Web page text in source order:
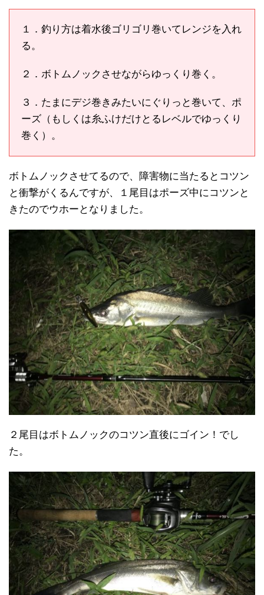
１．釣り方は着水後ゴリゴリ巻いてレンジを入れ
る。
２．ボトムノックさせながらゆっくり巻く。
３．たまにデジ巻きみたいにぐりっと巻いて、ポ
ーズ（もしくは糸ふけだけとるレベルでゆっくり
巻く）。
ボトムノックさせてるので、障害物に当たるとコツン
と衝撃がくるんですが、１尾目はポーズ中にコツンと
きたのでウホーとなりました。
２尾目はボトムノックのコツン直後にゴイン！でし
た。